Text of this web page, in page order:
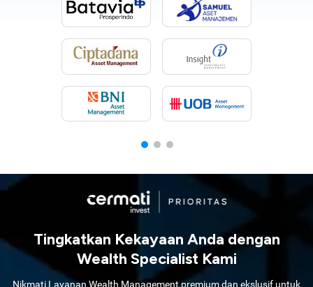
Tingkatkan Kekayaan Anda dengan
Wealth Specialist Kami
Nikmati Layanan Wealth Management premium dan ekslusif untuk